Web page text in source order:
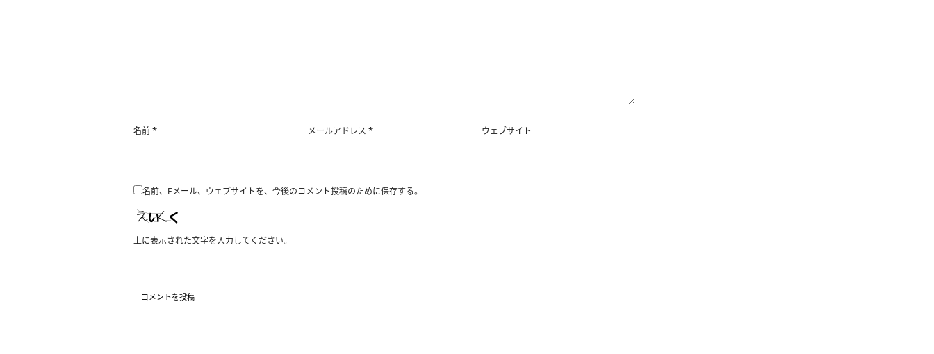
名前* メールアドレス * ウェブサイト
名前、Eメール、ウェブサイトを、今後のコメント投稿のために保存する。
上に表示された文字を入力してください。